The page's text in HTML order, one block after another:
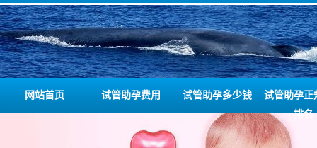
网站首页 试管助孕费用 试管助孕多少钱
试管助孕正
排名